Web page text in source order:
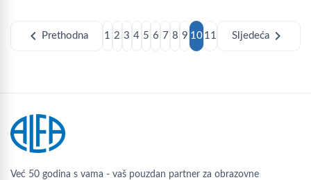
chevron_left Prethodna 1 2 3 4 5 6 7 8 9 10 11 Sljedeća chevron_right
Već 50 godina s vama - vaš pouzdan partner za obrazovne